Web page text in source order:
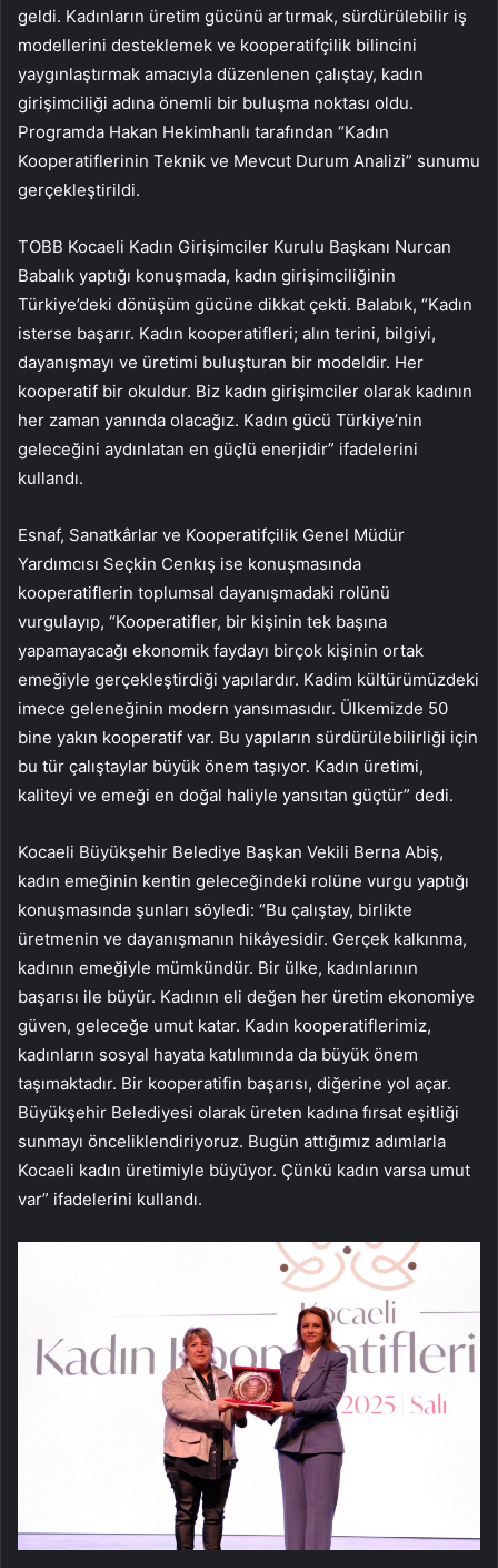
geldi. Kadınların üretim gücünü artırmak, sürdürülebilir iş
modellerini desteklemek ve kooperatifçilik bilincini
yaygınlaştırmak amacıyla düzenlenen çalıştay, kadın
girişimciliği adına önemli bir buluşma noktası oldu.
Programda Hakan Hekimhanlı tarafından “Kadın
Kooperatiflerinin Teknik ve Mevcut Durum Analizi” sunumu
gerçekleştirildi.
TOBB Kocaeli Kadın Girişimciler Kurulu Başkanı Nurcan
Babalık yaptığı konuşmada, kadın girişimciliğinin
Türkiye’deki dönüşüm gücüne dikkat çekti. Balabık, “Kadın
isterse başarır. Kadın kooperatifleri; alın terini, bilgiyi,
dayanışmayı ve üretimi buluşturan bir modeldir. Her
kooperatif bir okuldur. Biz kadın girişimciler olarak kadının
her zaman yanında olacağız. Kadın gücü Türkiye’nin
geleceğini aydınlatan en güçlü enerjidir” ifadelerini
kullandı.
Esnaf, Sanatkârlar ve Kooperatifçilik Genel Müdür
Yardımcısı Seçkin Cenkış ise konuşmasında
kooperatiflerin toplumsal dayanışmadaki rolünü
vurgulayıp, “Kooperatifler, bir kişinin tek başına
yapamayacağı ekonomik faydayı birçok kişinin ortak
emeğiyle gerçekleştirdiği yapılardır. Kadim kültürümüzdeki
imece geleneğinin modern yansımasıdır. Ülkemizde 50
bine yakın kooperatif var. Bu yapıların sürdürülebilirliği için
bu tür çalıştaylar büyük önem taşıyor. Kadın üretimi,
kaliteyi ve emeği en doğal haliyle yansıtan güçtür” dedi.
Kocaeli Büyükşehir Belediye Başkan Vekili Berna Abiş,
kadın emeğinin kentin geleceğindeki rolüne vurgu yaptığı
konuşmasında şunları söyledi: “Bu çalıştay, birlikte
üretmenin ve dayanışmanın hikâyesidir. Gerçek kalkınma,
kadının emeğiyle mümkündür. Bir ülke, kadınlarının
başarısı ile büyür. Kadının eli değen her üretim ekonomiye
güven, geleceğe umut katar. Kadın kooperatiflerimiz,
kadınların sosyal hayata katılımında da büyük önem
taşımaktadır. Bir kooperatifin başarısı, diğerine yol açar.
Büyükşehir Belediyesi olarak üreten kadına fırsat eşitliği
sunmayı önceliklendiriyoruz. Bugün attığımız adımlarla
Kocaeli kadın üretimiyle büyüyor. Çünkü kadın varsa umut
var” ifadelerini kullandı.